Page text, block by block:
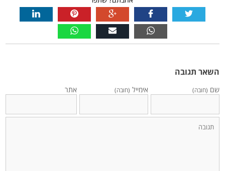
השאר תגובה
שם (חובה) אימייל (חובה) אתר